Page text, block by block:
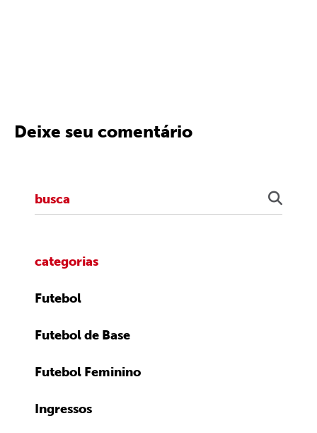
Deixe seu comentário
categorias
Futebol
Futebol de Base
Futebol Feminino
Ingressos